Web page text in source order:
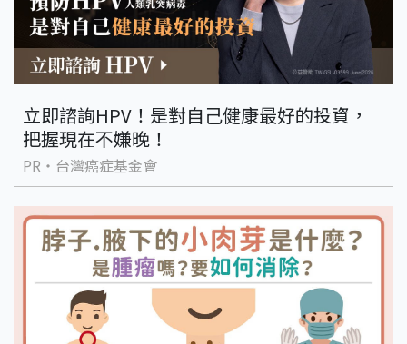
立即諮詢HPV！是對自己健康最好的投資，
把握現在不嫌晚！
PR・台灣癌症基金會